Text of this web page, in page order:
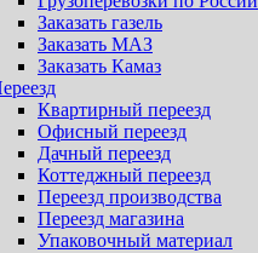
Заказать газель
Заказать МАЗ
Заказать Камаз
Квартирный переезд
Офисный переезд
Дачный переезд
Коттеджный переезд
Переезд производства
Переезд магазина
Упаковочный материал